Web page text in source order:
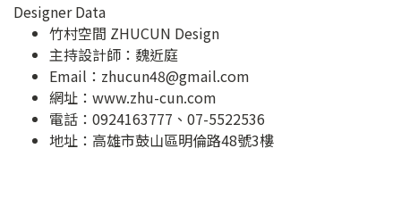
Designer Data
竹村空間 ZHUCUN Design
主持設計師：魏近庭
Email： zhucun48@gmail.com
網址： www.zhu-cun.com
電話：0924163777、07-5522536
地址： 高雄市鼓山區明倫路48號3樓